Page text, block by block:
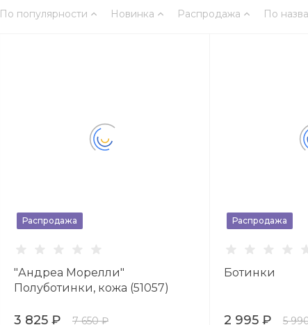
По популярности Новинка Распродажа По
Распродажа
"Андреа Морелли"
Полуботинки, кожа (51057)
3 825 ₽ 7 650 ₽
Распродажа
Ботинки
2 995 ₽ 5